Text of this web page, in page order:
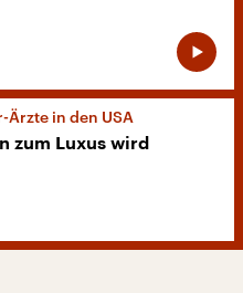
Ärzte in den USA
zum Luxus wird